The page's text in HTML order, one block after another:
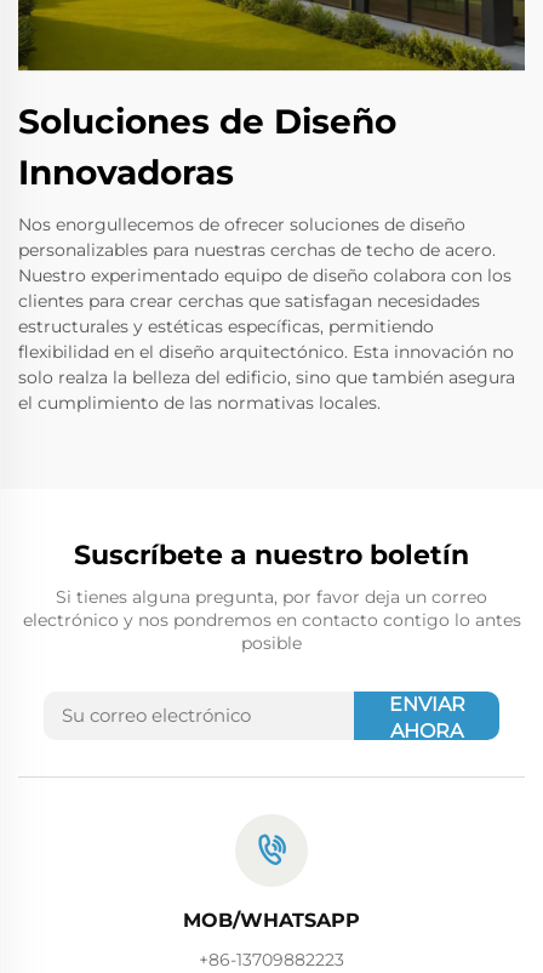
Soluciones de Diseño
Innovadoras
Nos enorgullecemos de ofrecer soluciones de diseño
personalizables para nuestras cerchas de techo de acero.
Nuestro experimentado equipo de diseño colabora con los
clientes para crear cerchas que satisfagan necesidades
estructurales y estéticas específicas, permitiendo
flexibilidad en el diseño arquitectónico. Esta innovación no
solo realza la belleza del edificio, sino que también asegura
el cumplimiento de las normativas locales.
Suscríbete a nuestro boletín
Si tienes alguna pregunta, por favor deja un correo
electrónico y nos pondremos en contacto contigo lo antes
posible
ENVIAR
AHORA
MOB/WHATSAPP
+86-13709882223